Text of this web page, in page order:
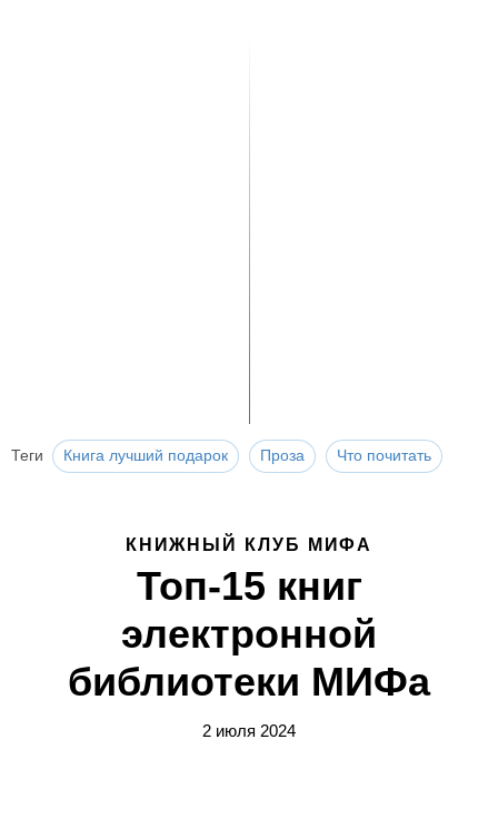
Теги Книга лучший подарок Проза Что почитать
КНИЖНЫЙ КЛУБ МИФА
Топ-15 книг
электронной
библиотеки МИФа
2 июля 2024